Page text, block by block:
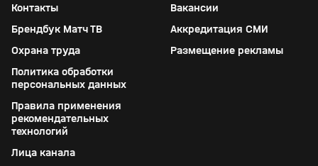
Контакты
Брендбук Матч ТВ
Охрана труда
Политика обработки
персональных данных
Правила применения
рекомендательных
технологий
Лица канала
Вакансии
Аккредитация СМИ
Размещение рекламы